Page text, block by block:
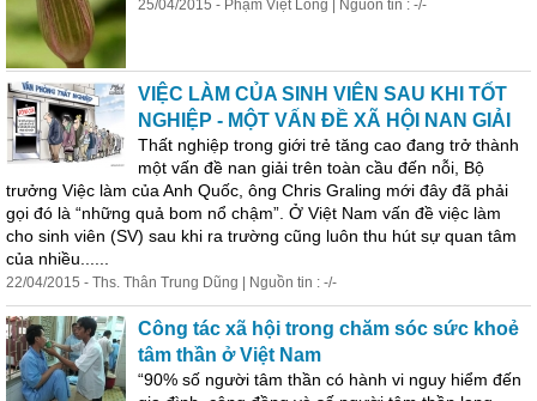
25/04/2015 - Phạm Việt Long | Nguồn tin : -/-
VIỆC LÀM CỦA SINH VIÊN SAU KHI TỐT
NGHIỆP - MỘT VẤN ĐỀ XÃ HỘI NAN GIẢI
Thất nghiệp trong giới trẻ tăng cao đang trở thành
một vấn đề nan giải trên toàn cầu đến nỗi, Bộ
trưởng Việc làm của Anh Quốc, ông Chris Graling mới đây đã phải
gọi đó là “những quả bom nổ chậm”. Ở Việt Nam vấn đề việc làm
cho sinh viên (SV) sau khi ra trường cũng luôn thu hút sự quan tâm
của nhiều......
22/04/2015 - Ths. Thân Trung Dũng | Nguồn tin : -/-
Công tác xã hội trong chăm sóc sức khoẻ
tâm thần ở Việt Nam
“90% số người tâm thần có hành vi nguy hiểm đến